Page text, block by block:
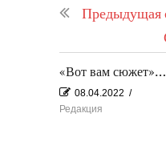
Предыдущая
«Вот вам сюжет»…
08.04.2022 /
Редакция